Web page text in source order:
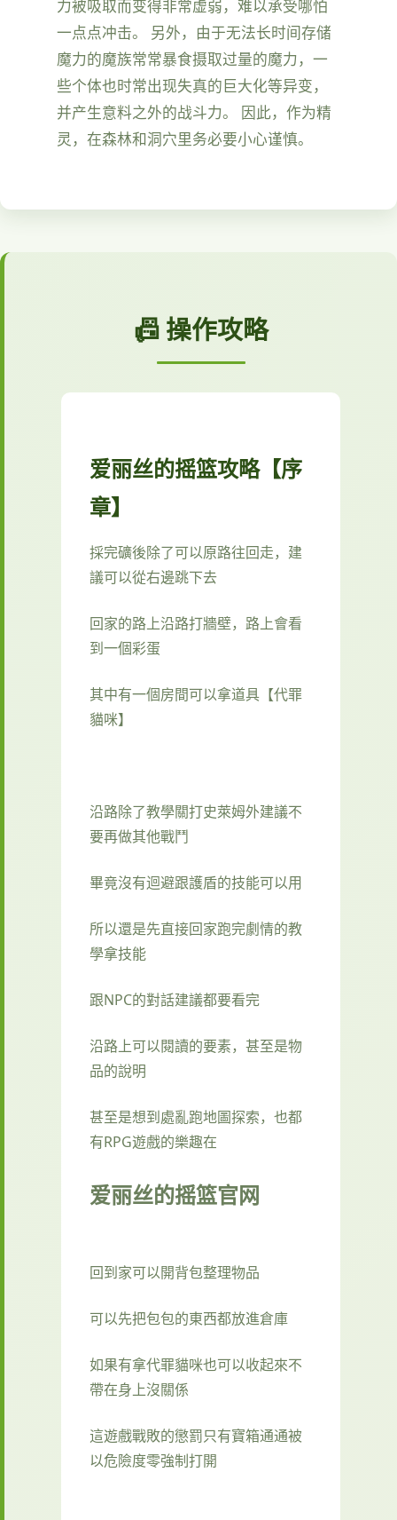
力被吸取而变得非常虚弱，难以承受哪怕
一点点冲击。 另外，由于无法长时间存储
魔力的魔族常常暴食摄取过量的魔力，一
些个体也时常出现失真的巨大化等异变，
并产生意料之外的战斗力。 因此，作为精
灵，在森林和洞穴里务必要小心谨慎。
📠 操作攻略
爱丽丝的摇篮攻略【序
章】
採完礦後除了可以原路往回走，建
議可以從右邊跳下去
回家的路上沿路打牆壁，路上會看
到一個彩蛋
其中有一個房間可以拿道具【代罪
貓咪】
沿路除了教學關打史萊姆外建議不
要再做其他戰鬥
畢竟沒有迴避跟護盾的技能可以用
所以還是先直接回家跑完劇情的教
學拿技能
跟NPC的對話建議都要看完
沿路上可以閱讀的要素，甚至是物
品的說明
甚至是想到處亂跑地圖探索，也都
有RPG遊戲的樂趣在
爱丽丝的摇篮官网
回到家可以開背包整理物品
可以先把包包的東西都放進倉庫
如果有拿代罪貓咪也可以收起來不
帶在身上沒關係
這遊戲戰敗的懲罰只有寶箱通通被
以危險度零強制打開